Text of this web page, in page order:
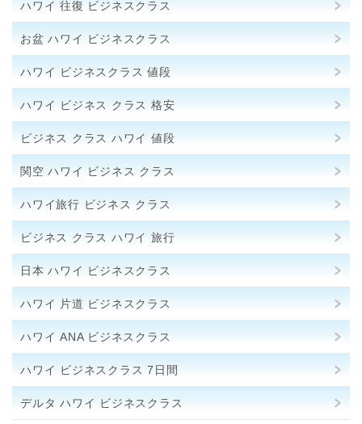
ハワイ 往復 ビジネスクラス
お盆 ハワイ ビジネスクラス
ハワイ ビジネスクラス 値段
ハワイ ビジネス クラス 格安
ビジネス クラス ハワイ 値段
関空 ハワイ ビジネス クラス
ハワイ旅行 ビジネス クラス
ビジネス クラス ハワイ 旅行
日本 ハワイ ビジネスクラス
ハワイ 片道 ビジネスクラス
ハワイ ANA ビジネスクラス
ハワイ ビジネスクラス 7日間
デルタ ハワイ ビジネスクラス